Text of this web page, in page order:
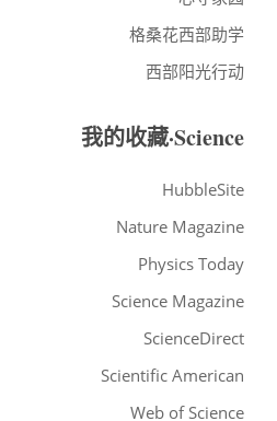
格桑花西部助学
西部阳光行动
我的收藏·Science
HubbleSite
Nature Magazine
Physics Today
Science Magazine
ScienceDirect
Scientific American
Web of Science